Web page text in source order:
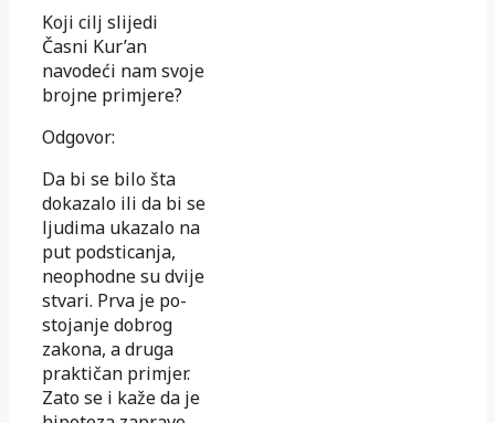
Koji cilj slijedi
Časni Kur’an
navodeći nam svoje
broj­ne primjere?
Odgovor:
Da bi se bilo šta
dokazalo ili da bi se
ljudima ukazalo na
put podsticanja,
neophodne su dvije
stvari. Prva je po­
sto­janje dobrog
zakona, a druga
praktičan primjer.
Zato se i kaže da je